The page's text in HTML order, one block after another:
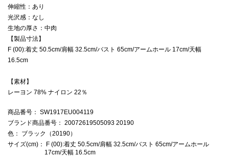
伸縮性：あり
光沢感：なし
生地の厚さ：中肉
【製品寸法】
F (00):着丈 50.5cm/肩幅 32.5cm/バスト 65cm/アームホール 17cm/天幅
16.5cm
【素材】
レーヨン 78% ナイロン 22％
商品番号 ： SW1917EU004119
ブランド商品番号 ： 20072619505093 20190
色 ： ブラック（20190）
サイズ(cm) ： F (00):着丈 50.5cm/肩幅 32.5cm/バスト 65cm/アームホール
17cm/天幅 16.5cm